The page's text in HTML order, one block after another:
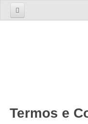
TOURS
Termos e